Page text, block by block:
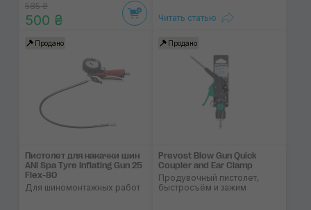
585 ₴
500 ₴ Читать статью
Продано
Пистолет для накачки шин
ANI Spa Tyre Inflating Gun 25
Flex-80
Для шиномонтажных работ
Продано
Prevost Blow Gun Quick
Coupler and Ear Clamp
Продувочный пистолет,
быстросъём и зажим